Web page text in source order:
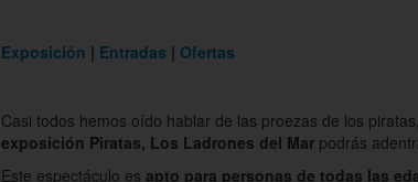
Exposición Entradas Ofertas
Casi todos hemos oído hablar de las proezas de los
exposición Piratas, Los Ladrones del Mar podrás
Este espectáculo es apto para personas de todas las